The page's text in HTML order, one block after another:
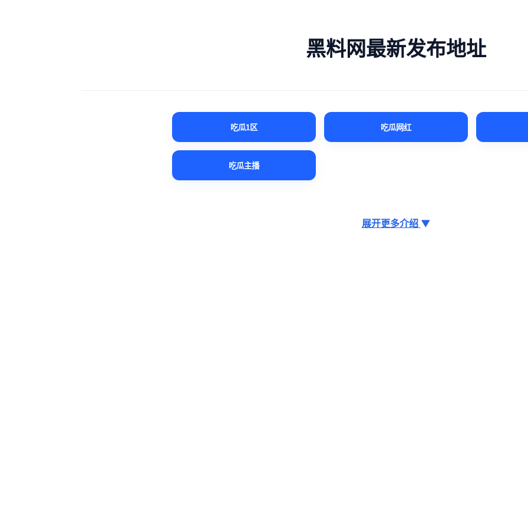
黑料网最新发布地址
吃瓜1区 吃瓜网红
吃瓜主播
展开更多介绍 ▼